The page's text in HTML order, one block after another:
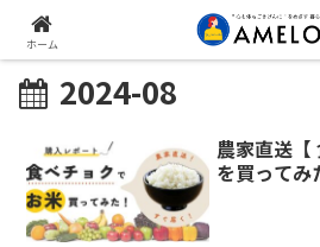
2024-08
農家直送【
を買ってみ
ホーム